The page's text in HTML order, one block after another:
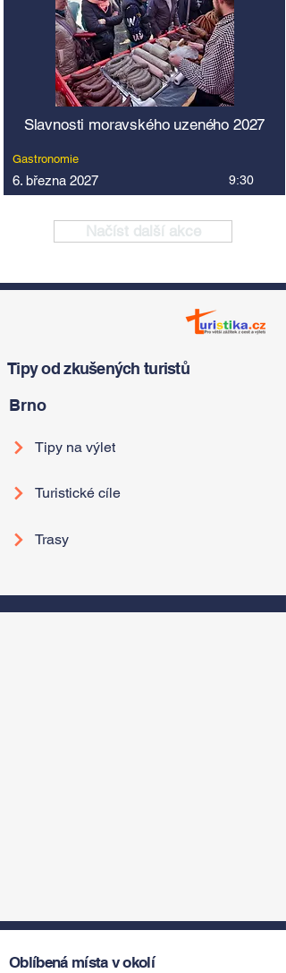
Slavnosti moravského uzeného 2027
Gastronomie
6. března 2027 9:30
Načíst další akce
Tipy od zkušených turistů
Brno
Tipy na výlet
Turistické cíle
Trasy
Oblíbená místa v okolí